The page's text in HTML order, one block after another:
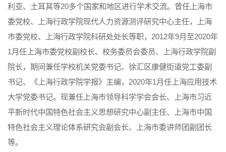
利亚、土耳其等20多个国家和地区进行学术交流。曾任上海市
委党校、上海行政学院现代人力资源测评研究中心主任，上海
市委党校、上海行政学院科研处处长等职，2012年9月至2020年
1月任上海市委党校副校长、校务委员会委员、上海行政学院副
院长，期间兼任学校机关党委书记、徐汇区康健街道党工委副
书记、《上海行政学院学报》主编，2020年1月任上海应用技术
大学党委书记。现兼任上海市领导科学学会会长、上海市习近
平新时代中国特色社会主义思想研究中心副主任、上海市中国
特色社会主义理论体系研究会副会长、上海市委讲师团副团长
等。